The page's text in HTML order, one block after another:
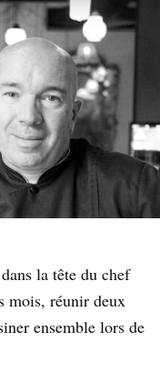
la tête du chef
mois, réunir deux
ensemble lors de